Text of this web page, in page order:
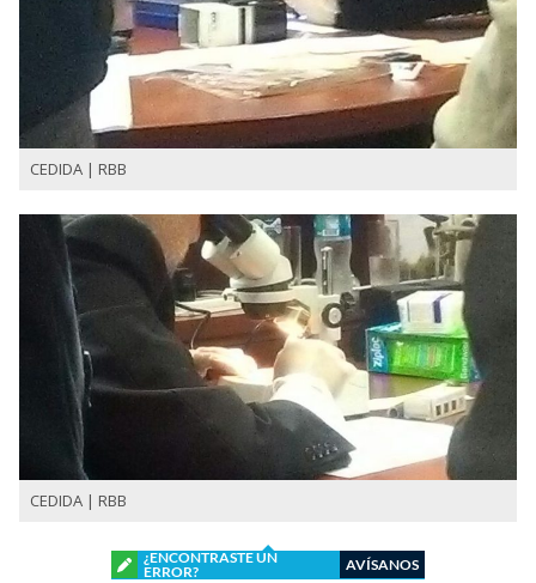
CEDIDA | RBB
CEDIDA | RBB
¿ENCONTRASTE UN
ERROR?
AVÍSANOS